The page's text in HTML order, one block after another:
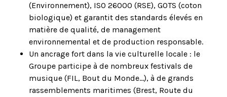
(Environnement), ISO 26000 (RSE), GOTS (coton
biologique) et garantit des standards élevés en
matière de qualité, de management
environnemental et de production responsable.
Un ancrage fort dans la vie culturelle locale : le
Groupe participe à de nombreux festivals de
musique (FIL, Bout du Monde...), à de grands
rassemblements maritimes (Brest, Route du